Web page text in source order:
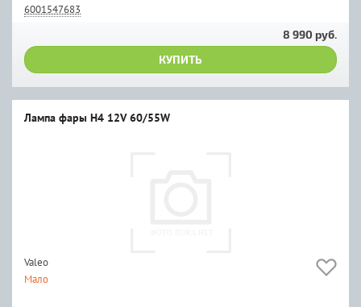
6001547683
8 990 руб.
КУПИТЬ
Лампа фары H4 12V 60/55W
Valeo
Мало